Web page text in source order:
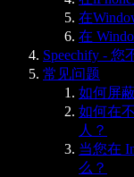
在
在
Speechify - 您
常见问题
如何屏
如何在
人？
当您在
么？